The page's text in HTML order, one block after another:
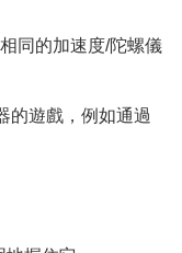
同的加速度/陀螺儀
的遊戲，例如通過